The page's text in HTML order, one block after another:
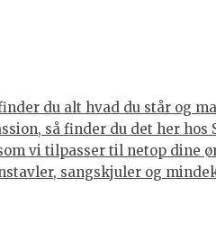
du alt hvad du står og
så finder du det her
vi tilpasser til netop dine
sangskjuler og